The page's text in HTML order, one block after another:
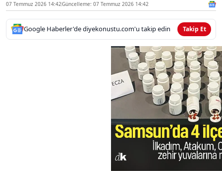
07 Temmuz 2026 14:42Güncelleme: 07 Temmuz 2026 14:42
Google Haberler'de diyekonustu.com'u takip edin Takip Et